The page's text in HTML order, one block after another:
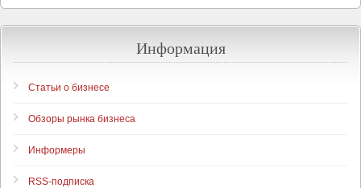
Информация
Статьи о бизнесе
Обзоры рынка бизнеса
Информеры
RSS-подписка